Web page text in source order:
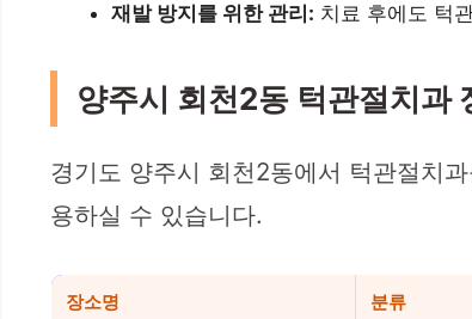
재발 방지를 위한 관리: 치료 후에도 턱
양주시 회천2동 턱관절치과
경기도 양주시 회천2동에서 턱관절치
용하실 수 있습니다.
장소명 분류